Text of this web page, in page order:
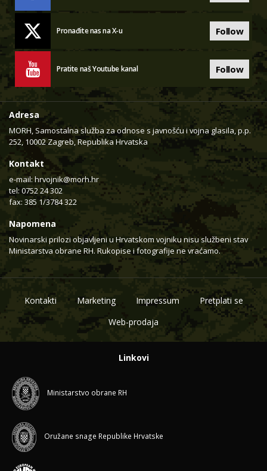
Pronađite nas na X-u Follow
Pratite naš Youtube kanal Follow
Adresa
MORH, Samostalna služba za odnose s javnošću i vojna glasila, p.p.
252, 10002 Zagreb, Republika Hrvatska
Kontakt
e-mail: hrvojnik@morh.hr
tel: 0752 24 302
fax: 385 1/3784 322
Napomena
Novinarski prilozi objavljeni u Hrvatskom vojniku nisu službeni stav
Ministarstva obrane RH. Rukopise i fotografije ne vraćamo.
Kontakti Marketing Impressum
Pretplati se
Web-prodaja
Linkovi
Ministarstvo obrane RH
Oružane snage Republike Hrvatske